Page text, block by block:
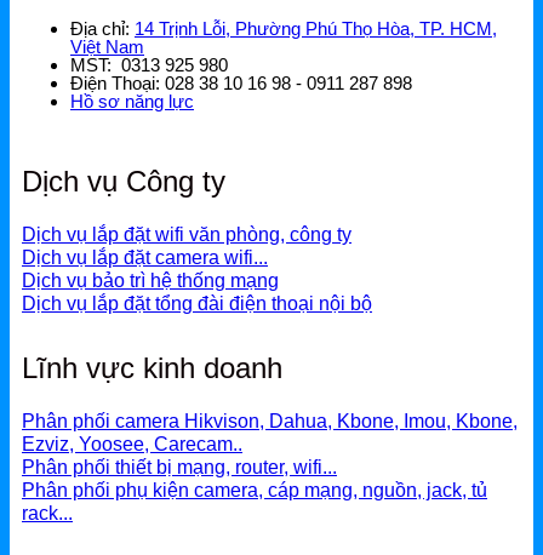
Địa chỉ: 14 Trịnh Lỗi, Phường Phú Thọ Hòa, TP. HCM,
Việt Nam
MST: 0313 925 980
Điện Thoại: 028 38 10 16 98 - 0911 287 898
Hồ sơ năng lực
Dịch vụ Công ty
Dịch vụ lắp đặt wifi văn phòng, công ty
Dịch vụ lắp đặt camera wifi...
Dịch vụ bảo trì hệ thống mạng
Dịch vụ lắp đặt tổng đài điện thoại nội bộ
Lĩnh vực kinh doanh
Phân phối camera Hikvison, Dahua, Kbone, Imou, Kbone,
Ezviz, Yoosee, Carecam..
Phân phối thiết bị mạng, router, wifi...
Phân phối phụ kiện camera, cáp mạng, nguồn, jack, tủ
rack...